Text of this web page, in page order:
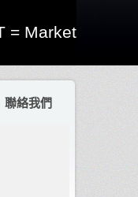
= Market
聯絡我們